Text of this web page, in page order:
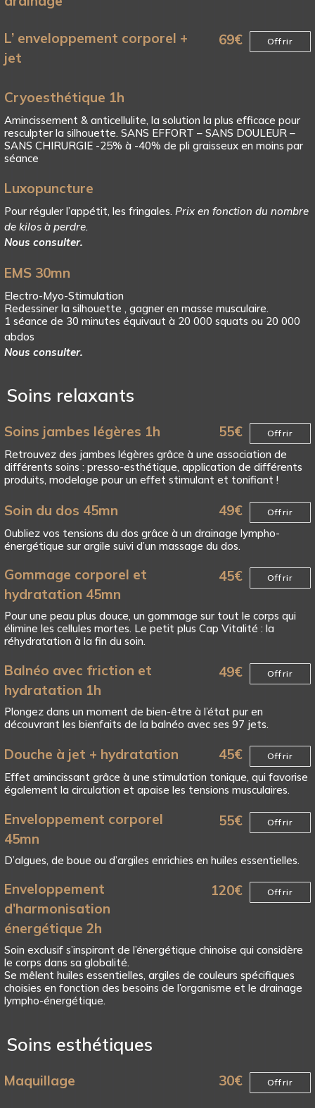
L’ enveloppement corporel +
jet
69€ Offrir
Cryoesthétique 1h
Amincissement & anticellulite, la solution la plus efficace pour
resculpter la silhouette. SANS EFFORT – SANS DOULEUR –
SANS CHIRURGIE -25% à -40% de pli graisseux en moins par
séance
Luxopuncture
Pour réguler l’appétit, les fringales.Prix en fonction du nombre
de kilos à perdre.
Nous consulter.
EMS 30mn
Electro-Myo-Stimulation
Redessiner la silhouette , gagner en masse musculaire.
1 séance de 30 minutes équivaut à 20 000 squats ou 20 000
abdos
Nous consulter.
Soins relaxants
Soins jambes légères 1h 55€ Offrir
Retrouvez des jambes légères grâce à une association de
différents soins : presso-esthétique, application de différents
produits, modelage pour un effet stimulant et tonifiant !
Soin du dos 45mn 49€ Offrir
Oubliez vos tensions du dos grâce à un drainage lympho-
énergétique sur argile suivi d’un massage du dos.
Gommage corporel et
hydratation 45mn
45€ Offrir
Pour une peau plus douce, un gommage sur tout le corps qui
élimine les cellules mortes. Le petit plus Cap Vitalité : la
réhydratation à la fin du soin.
Balnéo avec friction et
hydratation 1h
49€ Offrir
Plongez dans un moment de bien-être à l’état pur en
découvrant les bienfaits de la balnéo avec ses 97 jets.
Douche à jet + hydratation 45€ Offrir
Effet amincissant grâce à une stimulation tonique, qui favorise
également la circulation et apaise les tensions musculaires.
Enveloppement corporel
45mn
55€ Offrir
D’algues, de boue ou d’argiles enrichies en huiles essentielles.
Enveloppement
d’harmonisation
énergétique 2h
120€ Offrir
Soin exclusif s’inspirant de l’énergétique chinoise qui considère
le corps dans sa globalité.
Se mêlent huiles essentielles, argiles de couleurs spécifiques
choisies en fonction des besoins de l’organisme et le drainage
lympho-énergétique.
Soins esthétiques
Maquillage 30€ Offrir